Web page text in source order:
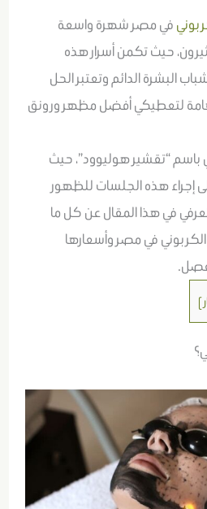
في مصر شهرة واسعة
حيث تكمن أسرار هذه
البشرة الدائم وتعتبر الحل
لتعطيكي أفضل مظهر ورونق
باسم “تقشير هوليوود”، حيث
إجراء هذه الجلسات للظهور
في هذا المقال عن كل ما
في مصر وأسعارها
]